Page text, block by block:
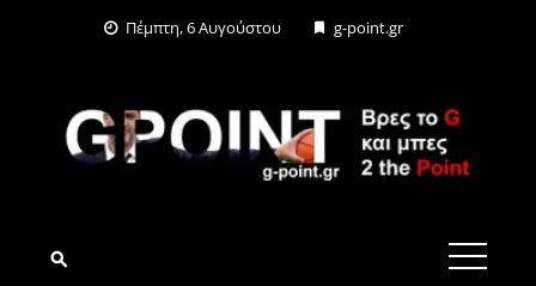
Πέμπτη, 6 Αυγούστου g-point.gr
G-POINT.GR